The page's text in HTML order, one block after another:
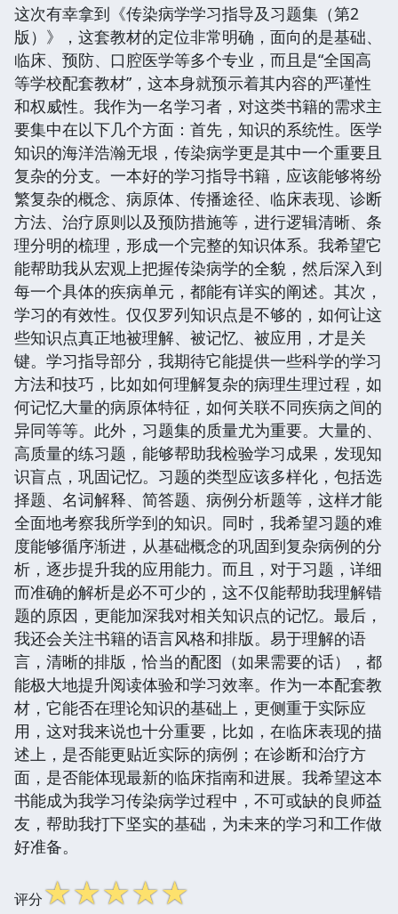
这次有幸拿到《传染病学学习指导及习题集（第2
版）》，这套教材的定位非常明确，面向的是基础、
临床、预防、口腔医学等多个专业，而且是“全国高
等学校配套教材”，这本身就预示着其内容的严谨性
和权威性。我作为一名学习者，对这类书籍的需求主
要集中在以下几个方面：首先，知识的系统性。医学
知识的海洋浩瀚无垠，传染病学更是其中一个重要且
复杂的分支。一本好的学习指导书籍，应该能够将纷
繁复杂的概念、病原体、传播途径、临床表现、诊断
方法、治疗原则以及预防措施等，进行逻辑清晰、条
理分明的梳理，形成一个完整的知识体系。我希望它
能帮助我从宏观上把握传染病学的全貌，然后深入到
每一个具体的疾病单元，都能有详实的阐述。其次，
学习的有效性。仅仅罗列知识点是不够的，如何让这
些知识点真正地被理解、被记忆、被应用，才是关
键。学习指导部分，我期待它能提供一些科学的学习
方法和技巧，比如如何理解复杂的病理生理过程，如
何记忆大量的病原体特征，如何关联不同疾病之间的
异同等等。此外，习题集的质量尤为重要。大量的、
高质量的练习题，能够帮助我检验学习成果，发现知
识盲点，巩固记忆。习题的类型应该多样化，包括选
择题、名词解释、简答题、病例分析题等，这样才能
全面地考察我所学到的知识。同时，我希望习题的难
度能够循序渐进，从基础概念的巩固到复杂病例的分
析，逐步提升我的应用能力。而且，对于习题，详细
而准确的解析是必不可少的，这不仅能帮助我理解错
题的原因，更能加深我对相关知识点的记忆。最后，
我还会关注书籍的语言风格和排版。易于理解的语
言，清晰的排版，恰当的配图（如果需要的话），都
能极大地提升阅读体验和学习效率。作为一本配套教
材，它能否在理论知识的基础上，更侧重于实际应
用，这对我来说也十分重要，比如，在临床表现的描
述上，是否能更贴近实际的病例；在诊断和治疗方
面，是否能体现最新的临床指南和进展。我希望这本
书能成为我学习传染病学过程中，不可或缺的良师益
友，帮助我打下坚实的基础，为未来的学习和工作做
好准备。
评分☆☆☆☆☆